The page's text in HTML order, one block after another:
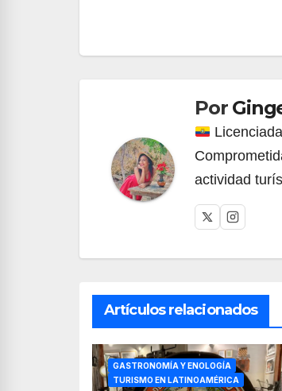
de
entradas
Por
actividad
Artículos relacionados
GASTRONOMÍA Y ENOLOGÍA
TURISMO EN LATINOAMÉRICA